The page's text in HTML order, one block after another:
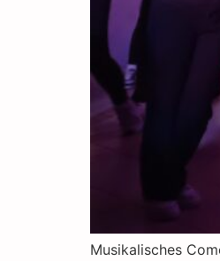
Musikalisches